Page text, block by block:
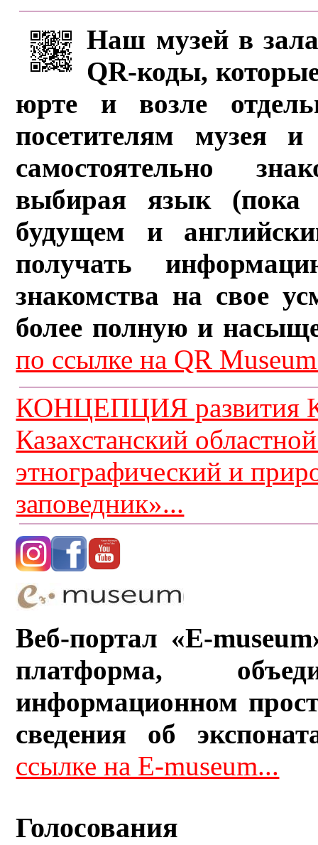
Наш музей в
QR-коды,
юрте и возле
посетителям музея и
самостоятельно
выбирая язык (пока
будущем и
получать
знакомства на свое
более полную и
по ссылке на QR
КОНЦЕПЦИЯ развития
Казахстанский
этнографический и
заповедник»...
Веб-портал «E-
платформа,
информационном
сведения об
ссылке на E-museum...
Голосования